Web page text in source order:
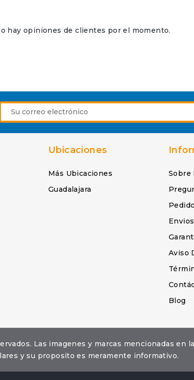
hay opiniones de clientes por el momento.
Ubicaciones
Más Ubicaciones
Guadalajara
Sobre
Envios
Aviso
Blog
Las imagenes y marcas mencionadas
y su proposito es meramente informativo.